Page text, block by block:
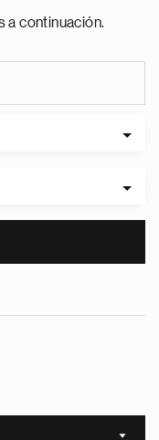
a continuación.